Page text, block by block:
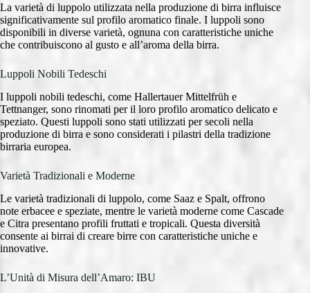
La varietà di luppolo utilizzata nella produzione di birra influisce
significativamente sul profilo aromatico finale. I luppoli sono
disponibili in diverse varietà, ognuna con caratteristiche uniche
che contribuiscono al gusto e all’aroma della birra.
Luppoli Nobili Tedeschi
I luppoli nobili tedeschi, come Hallertauer Mittelfrüh e
Tettnanger, sono rinomati per il loro profilo aromatico delicato e
speziato. Questi luppoli sono stati utilizzati per secoli nella
produzione di birra e sono considerati i pilastri della tradizione
birraria europea.
Varietà Tradizionali e Moderne
Le varietà tradizionali di luppolo, come Saaz e Spalt, offrono
note erbacee e speziate, mentre le varietà moderne come Cascade
e Citra presentano profili fruttati e tropicali. Questa diversità
consente ai birrai di creare birre con caratteristiche uniche e
innovative.
L’Unità di Misura dell’Amaro: IBU